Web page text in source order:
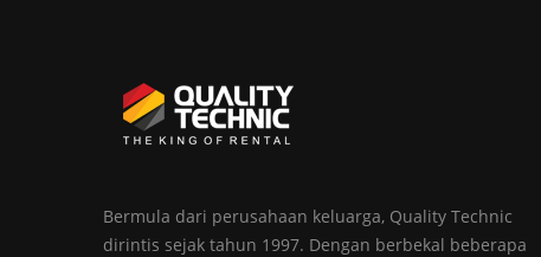
Bermula dari perusahaan keluarga, Quality Technic
dirintis sejak tahun 1997. Dengan berbekal beberapa